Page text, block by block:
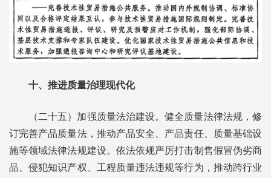
十、推进质量治理现代化
（二十五）加强质量法治建设。健全质量法律法规，修
订完善产品质量法，推动产品安全、产品责任、质量基础设
施等领域法律法规建设。依法依规严厉打击制售假冒伪劣商
品、侵犯知识产权、工程质量违法违规等行为，推动跨行业